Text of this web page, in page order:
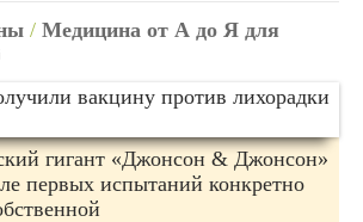
/ Медицина от А до Я для
гигант «Джонсон & Джонсон»
первых испытаний конкретно